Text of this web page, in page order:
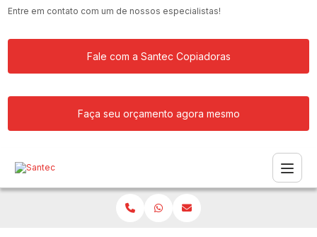
Entre em contato com um de nossos especialistas!
Fale com a Santec Copiadoras
Faça seu orçamento agora mesmo